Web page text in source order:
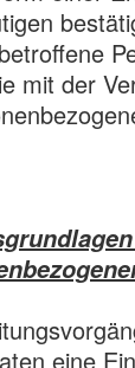
mit der
eine